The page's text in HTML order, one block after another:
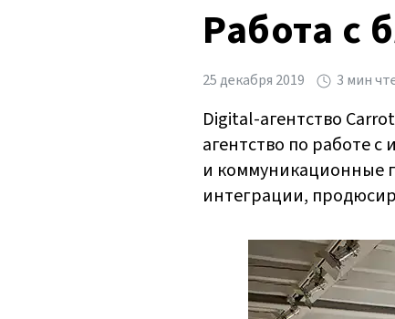
Работа с
25 декабря 2019 3 мин
Digital-агентство
агентство по работе
и коммуникационные
интеграции,